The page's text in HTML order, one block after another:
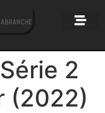
2
(2022)